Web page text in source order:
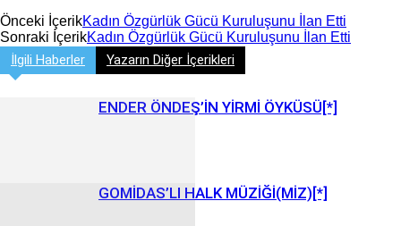
Önceki İçerikKadın Özgürlük Gücü Kuruluşunu İlan Etti
Sonraki İçerikKadın Özgürlük Gücü Kuruluşunu İlan Etti
İlgili Haberler Yazarın Diğer İçerikleri
ENDER ÖNDEŞ’İN YİRMİ ÖYKÜSÜ[*]
GOMİDAS’LI HALK MÜZİĞİ(MİZ)[*]